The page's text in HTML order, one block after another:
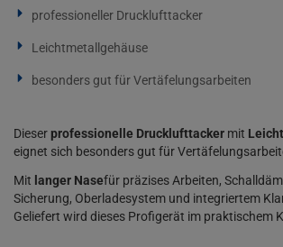
professioneller Drucklufttacker
Leichtmetallgehäuse
besonders gut für Vertäfelungsarbeiten
Dieserprofessionelle Drucklufttacker mit
eignet sich besonders gut für
Mit langer Nasefür präzises Arbeiten,
Sicherung, Oberladesystem und integriertem
Geliefert wird dieses Profigerät im praktischem